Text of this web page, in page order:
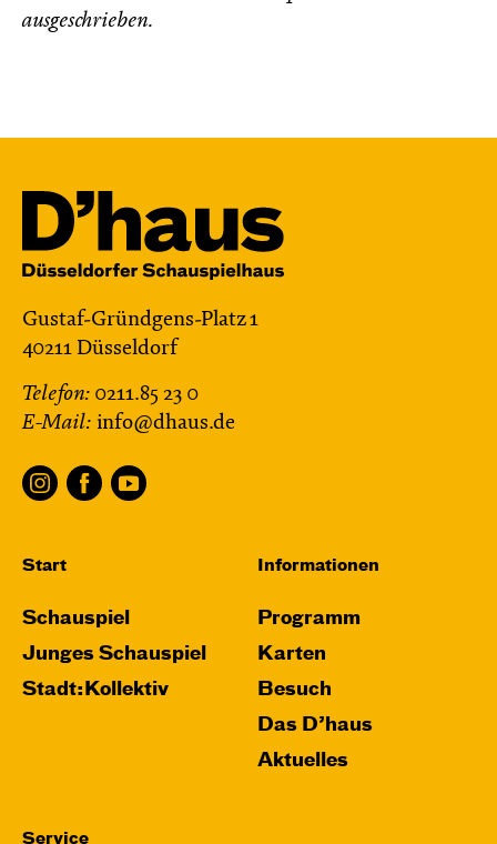
ausgeschrieben.
Gustaf-Gründgens-Platz 1
40211 Düsseldorf
Telefon: 0211.85 23 0
E-Mail: info@dhaus.de
Start
Schauspiel
Junges Schauspiel
Stadt:Kollektiv
Informationen
Programm
Karten
Besuch
Das D’haus
Aktuelles
Service